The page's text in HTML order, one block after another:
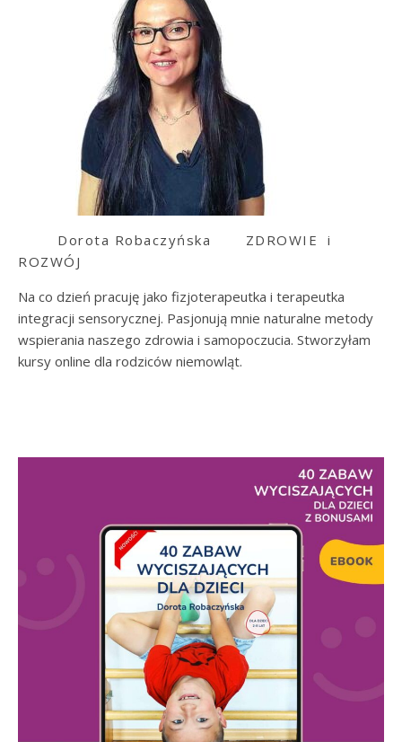
Dorota Robaczyńska ZDROWIE i
ROZWÓJ
Na co dzień pracuję jako fizjoterapeutka i terapeutka
integracji sensorycznej. Pasjonują mnie naturalne metody
wspierania naszego zdrowia i samopoczucia. Stworzyłam
kursy online dla rodziców niemowląt.